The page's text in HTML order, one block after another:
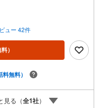
舗ーーーー当店で物件を成
トがもらえる「Yahoo！ 不動
対象になります。「資料を
タンからお問い合わせくだ
IDでログインしてください。
金と譲渡はできません。有効
介金融機関/都市銀行利率/年
実行時のものとなります。
異なる場合があります。ー
ュー 42件
）
料無料）
見る（全1社）